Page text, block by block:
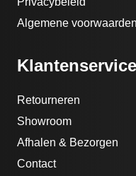
Algemene voorwaarden
Klantenservice
Retourneren
Showroom
Afhalen & Bezorgen
Contact